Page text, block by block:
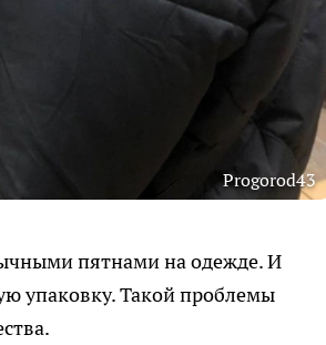
Progorod43
пятнами на одежде. И
упаковку. Такой проблемы